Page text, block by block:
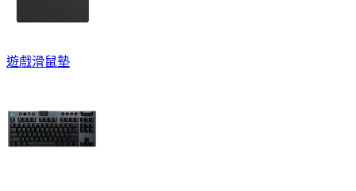
遊戲滑鼠墊